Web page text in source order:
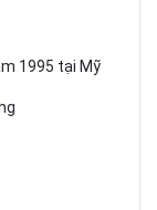
1995 tại Mỹ